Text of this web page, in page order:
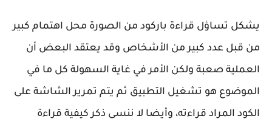
يشكل تساؤل قراءة باركود من الصورة محل اهتمام كبير
من قبل عدد كبير من الأشخاص وقد يعتقد البعض أن
العملية صعبة ولكن الأمر في غاية السهولة كل ما في
الموضوع هو تشغيل التطبيق ثم يتم تمرير الشاشة على
الكود المراد قراءته، وأيضا لا ننسى ذكر كيفية قراءة